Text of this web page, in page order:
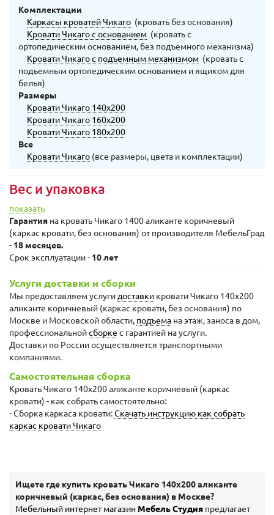
Комплектации
Каркасы кроватей Чикаго (кровать без основания)
Кровати Чикаго с основанием (кровать с
ортопедическим основанием, без подъемного механизма)
Кровати Чикаго с подъемным механизмом (кровать с
подъемным ортопедическим основанием и ящиком для
белья)
Размеры
Кровати Чикаго 140х200
Кровати Чикаго 160х200
Кровати Чикаго 180х200
Все
Кровати Чикаго (все размеры, цвета и комплектации)
Вес и упаковка
показать
Гарантия на кровать Чикаго 1400 аликанте коричневый
(каркас кровати, без основания) от производителя МебельГрад
- 18 месяцев.
Срок эксплуатации - 10 лет
Услуги доставки и сборки
Мы предоставляем услугидоставки кровати Чикаго 140х200
аликанте коричневый (каркас кровати, без основания) по
Москве и Московской области, подъема на этаж, заноса в дом,
профессиональнойсборке с гарантией на услуги.
Доставки по России осуществляется транспортными
компаниями.
Самостоятельная сборка
Кровать Чикаго 140х200 аликанте коричневый (каркас
кровати) - как собрать самостоятельно:
- Сборка каркаса кровати:Скачать инструкцию как собрать
каркас кровати Чикаго
Ищете где купить кровать Чикаго 140х200 аликанте
коричневый (каркас, без основания) в Москве?
Мебельный интернет магазин Мебель Студия предлагает